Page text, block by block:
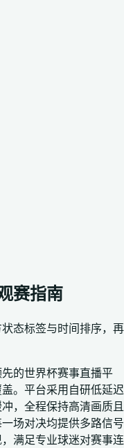
赛指南
态标签与时间排序，再
的世界杯赛事直播平
。平台采用自研低延迟
，全程保持高清画质且
场对决均提供多路信号
满足专业球迷对赛事连